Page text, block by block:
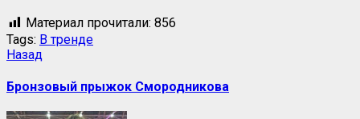
Материал прочитали: 856
Tags: В тренде
Назад
Бронзовый прыжок Смородникова